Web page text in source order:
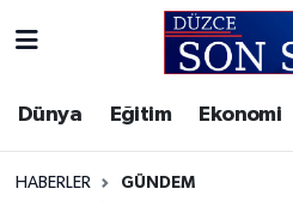
Dünya Eğitim Ekonomi
HABERLER GÜNDEM
Gizlilik Sözleşmesi
Akçakoca Hava Durumu